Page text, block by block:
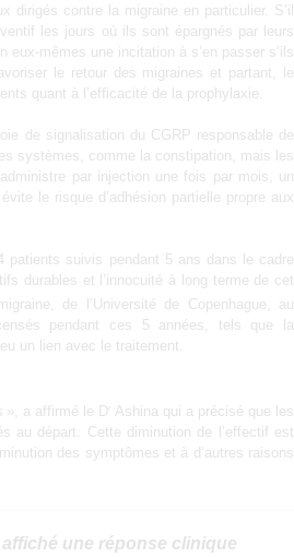
dirigés contre la migraine en particulier. S’il
les jours où ils sont épargnés par leurs
mêmes une incitation à s’en passer s’ils
le retour des migraines et partant, le
quant à l’efficacité de la prophylaxie.
de signalisation du CGRP responsable de
systèmes, comme la constipation, mais les
par injection une fois par mois, un
le risque d’adhésion partielle propre aux
patients suivis pendant 5 ans dans le cadre
durables et l’innocuité à long terme de cet
de l’Université de Copenhague, au
pendant ces 5 années, tels que la
un lien avec le traitement.
», a affirmé le D Ashina qui a précisé que les
au départ. Cette diminution de l’effectif est
des symptômes et à d’autres raisons
une réponse clinique